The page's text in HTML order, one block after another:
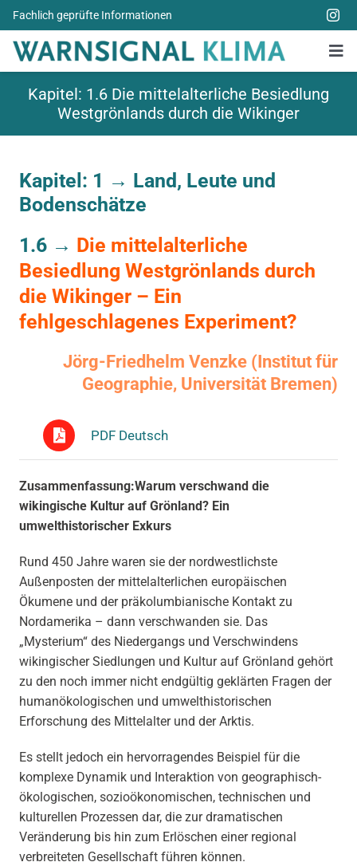
Zum
Inhalt
springen
Fachlich geprüfte Informationen
Alle Bücher
Spenden
Weitere Themen
Aktuelles
Kapitel: 1.6 Die mittelalterliche Besiedlung
Westgrönlands durch die Wikinger
Kapitel: 1 → Land, Leute und
Bodenschätze
1.6 → Die mittelalterliche
Besiedlung Westgrönlands durch
die Wikinger – Ein
fehlgeschlagenes Experiment?
Jörg-Friedhelm Venzke (Institut für
Geographie, Universität Bremen)
PDF Deutsch
Zusammenfassung:Warum verschwand die
wikingische Kultur auf Grönland? Ein
umwelthistorischer Exkurs
Rund 450 Jahre waren sie der nordwestlichste
Außenposten der mittelalterlichen europäischen
Ökumene und der präkolumbianische Kontakt zu
Nordamerika – dann verschwanden sie. Das
„Mysterium“ des Niedergangs und Verschwindens
wikingischer Siedlungen und Kultur auf Grönland gehört
zu den noch immer nicht endgültig geklärten Fragen der
humanökologischen und umwelthistorischen
Erforschung des Mittelalter und der Arktis.
Es stellt jedoch ein hervorragendes Beispiel für die
komplexe Dynamik und Interaktion von geographisch-
ökologischen, sozioökonomischen, technischen und
kulturellen Prozessen dar, die zur dramatischen
Veränderung bis hin zum Erlöschen einer regional
verbreiteten Gesellschaft führen können.